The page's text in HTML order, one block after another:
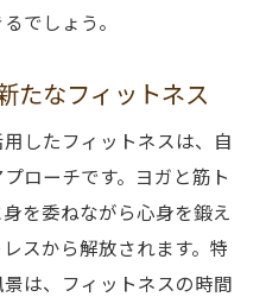
でしょう。
たなフィットネス
したフィットネスは、自
ローチです。ヨガと筋ト
を委ねながら心身を鍛え
スから解放されます。特
は、フィットネスの時間